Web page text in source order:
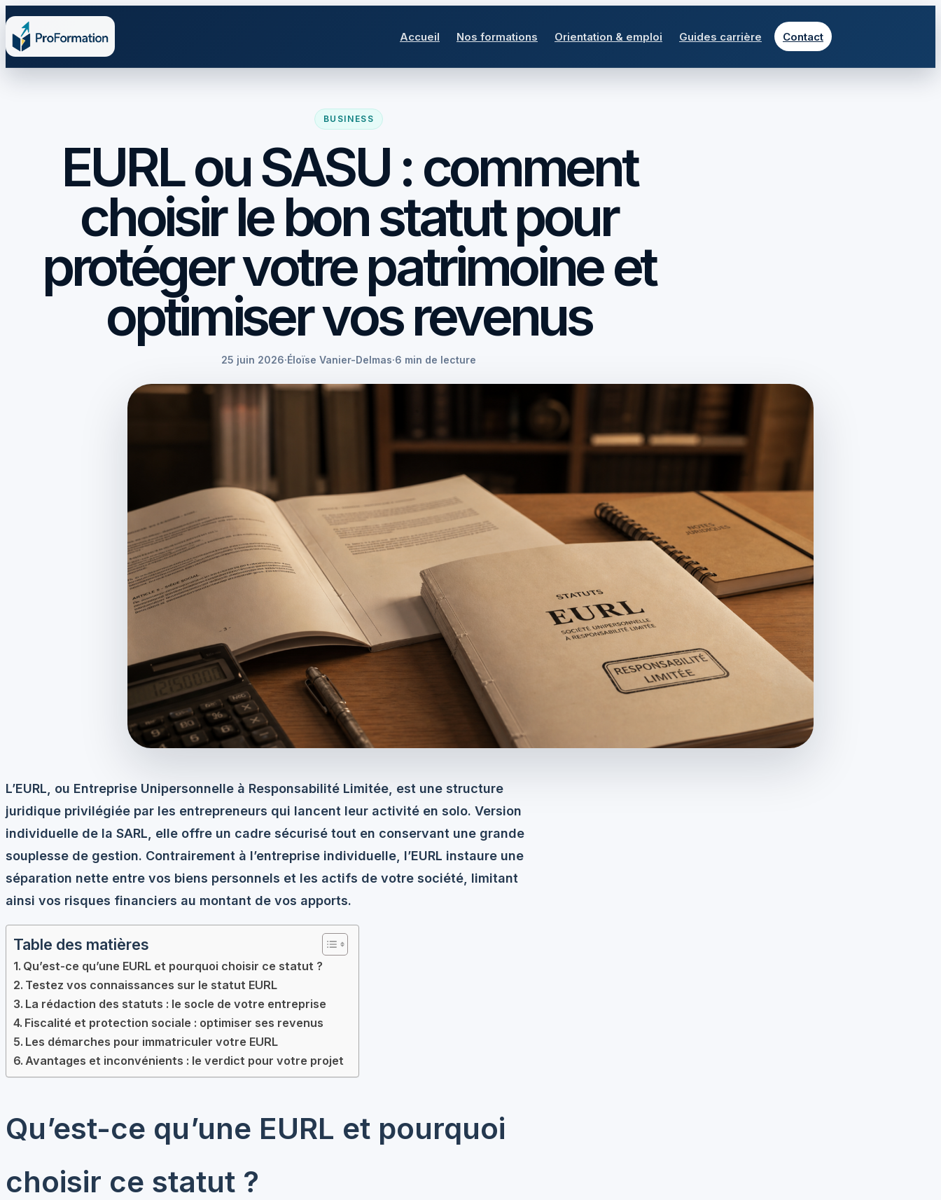
Accueil Nos formations Orientation & emploi Guides carrière Contact
BUSINESS
EURL ou SASU : comment
choisir le bon statut pour
protéger votre patrimoine et
optimiser vos revenus
25 juin 2026·Éloïse Vanier-Delmas·6 min de lecture
L’EURL, ou Entreprise Unipersonnelle à Responsabilité Limitée, est une structure
juridique privilégiée par les entrepreneurs qui lancent leur activité en solo. Version
individuelle de la SARL, elle offre un cadre sécurisé tout en conservant une grande
souplesse de gestion. Contrairement à l’entreprise individuelle, l’EURL instaure une
séparation nette entre vos biens personnels et les actifs de votre société, limitant
ainsi vos risques financiers au montant de vos apports.
Table des matières
Qu’est-ce qu’une EURL et pourquoi choisir ce statut ?
Testez vos connaissances sur le statut EURL
La rédaction des statuts : le socle de votre entreprise
Fiscalité et protection sociale : optimiser ses revenus
Les démarches pour immatriculer votre EURL
Avantages et inconvénients : le verdict pour votre projet
Qu’est-ce qu’une EURL et pourquoi
choisir ce statut ?